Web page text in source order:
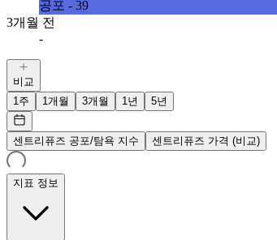
공포 - 39
3개월 전
-
비교
1주
1개월 3개월 1년 5년
센트리퓨즈 공포/탐욕 지수 센트리퓨즈 가격 (비교)
지표 정보